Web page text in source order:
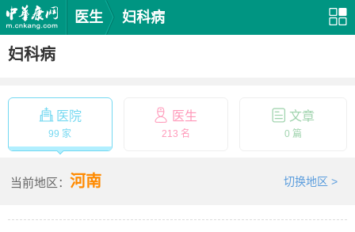
医生 妇科病
妇科病
医院
99 家
医生
213 名
文章
0 篇
当前地区： 河南 切换地区 >